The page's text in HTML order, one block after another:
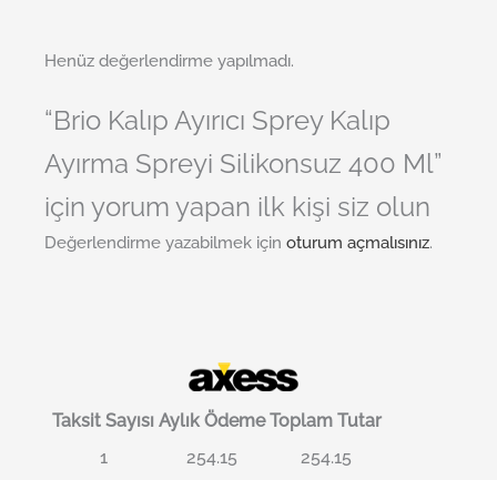
Henüz değerlendirme yapılmadı.
“Brio Kalıp Ayırıcı Sprey Kalıp
Ayırma Spreyi Silikonsuz 400 Ml”
için yorum yapan ilk kişi siz olun
Değerlendirme yazabilmek için oturum açmalısınız.
Taksit Sayısı Aylık Ödeme Toplam Tutar
1
254.15
254.15